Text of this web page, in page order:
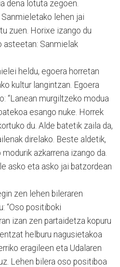
dena lotuta zegoen.
lehen jai
zuen. Horixe izango du
asteetan: Sanmielak
heldu, egoera horretan
kultur langintzan. Egoera
“Lanean murgiltzeko modua
esango nuke. Horrek
du. Alde batetik zaila da,
direlako. Beste aldetik,
azkarrena izango da.
asko eta asko jai batzordean
zen lehen bileraren
“Oso positiboki
izan zen partaidetza kopuru
helburu nagusietakoa
eragileen eta Udalaren
Lehen bilera oso positiboa